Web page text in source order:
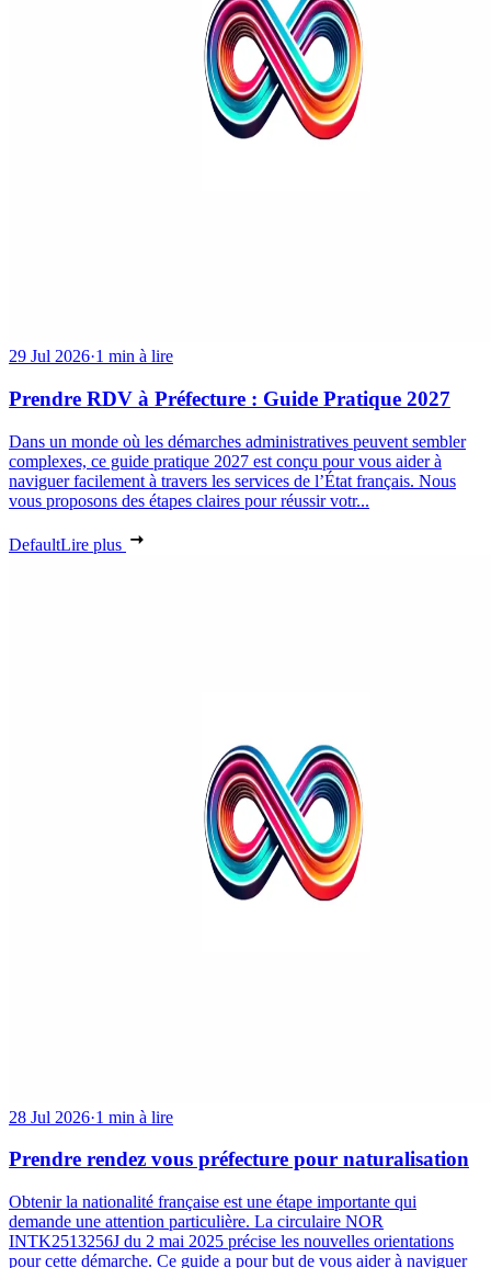
29 Jul 2026·1 min à lire
Prendre RDV à Préfecture : Guide Pratique 2027
Dans un monde où les démarches administratives peuvent sembler
complexes, ce guide pratique 2027 est conçu pour vous aider à
naviguer facilement à travers les services de l’État français. Nous
vous proposons des étapes claires pour réussir votr...
DefaultLire plus
28 Jul 2026·1 min à lire
Prendre rendez vous préfecture pour naturalisation
Obtenir la nationalité française est une étape importante qui
demande une attention particulière. La circulaire NOR
INTK2513256J du 2 mai 2025 précise les nouvelles orientations
pour cette démarche. Ce guide a pour but de vous aider à naviguer